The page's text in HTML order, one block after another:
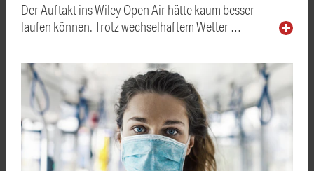
Der Auftakt ins Wiley Open Air hätte kaum besser
laufen können. Trotz wechselhaftem Wetter …